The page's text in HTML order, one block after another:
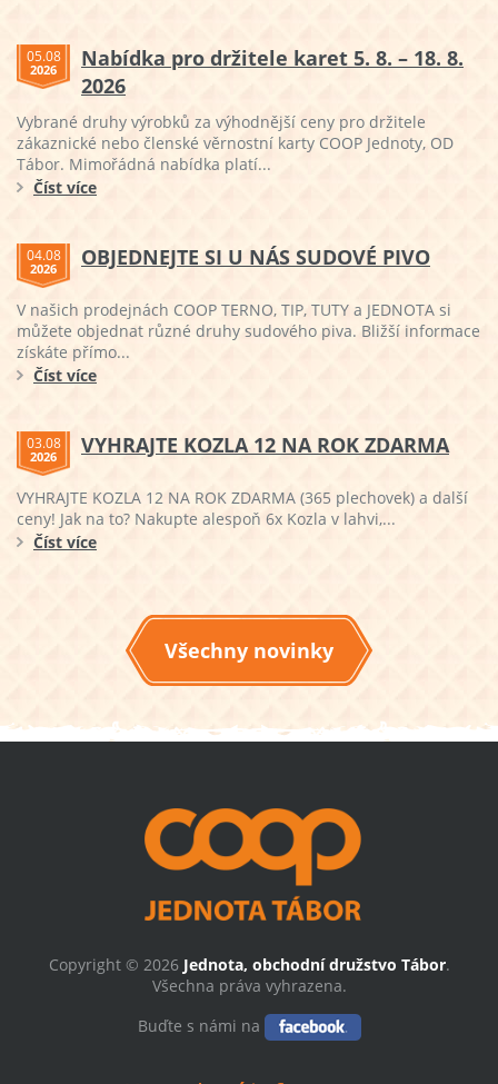
05.08
2026
Nabídka pro držitele karet 5. 8. – 18. 8.
2026
Vybrané druhy výrobků za výhodnější ceny pro držitele
zákaznické nebo členské věrnostní karty COOP Jednoty, OD
Tábor. Mimořádná nabídka platí...
Číst více
04.08
2026 OBJEDNEJTE SI U NÁS SUDOVÉ PIVO
V našich prodejnách COOP TERNO, TIP, TUTY a JEDNOTA si
můžete objednat různé druhy sudového piva. Bližší informace
získáte přímo...
Číst více
03.08
2026 VYHRAJTE KOZLA 12 NA ROK ZDARMA
VYHRAJTE KOZLA 12 NA ROK ZDARMA (365 plechovek) a další
ceny! Jak na to? Nakupte alespoň 6x Kozla v lahvi,...
Číst více
Všechny novinky
Copyright © 2026 Jednota, obchodní družstvo Tábor.
Všechna práva vyhrazena.
Buďte s námi na